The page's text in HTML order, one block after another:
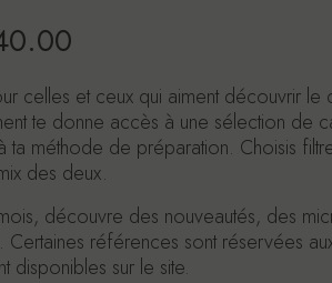
celles et ceux qui aiment découvrir
te donne accès à une sélection de
ta méthode de préparation. Choisis
des deux.
découvre des nouveautés, des
Certaines références sont réservées
disponibles sur le site.